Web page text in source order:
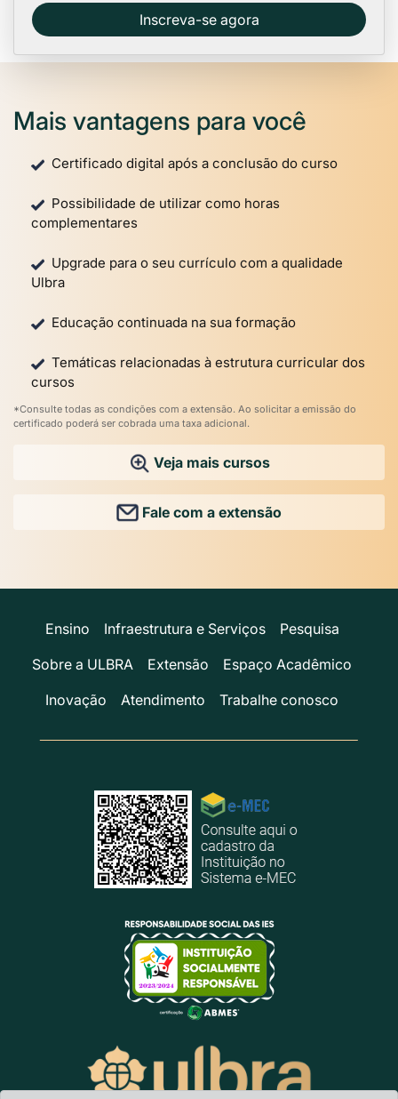
Inscreva-se agora
Mais vantagens para você
Certificado digital após a conclusão do curso
Possibilidade de utilizar como horas
complementares
Upgrade para o seu currículo com a qualidade
Ulbra
Educação continuada na sua formação
Temáticas relacionadas à estrutura curricular dos
cursos
*Consulte todas as condições com a extensão. Ao solicitar a emissão do
certificado poderá ser cobrada uma taxa adicional.
Veja mais cursos
Fale com a extensão
Ensino Infraestrutura e Serviços
Pesquisa
Sobre a ULBRA
Extensão
Espaço Acadêmico
Inovação
Atendimento Trabalhe conosco